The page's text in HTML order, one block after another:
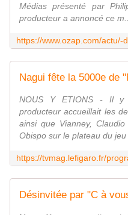
Médias présenté par
producteur a annoncé ce m...
NOUS Y ETIONS - Il y
producteur accueillait les
ainsi que Vianney,
Obispo sur le plateau du jeu